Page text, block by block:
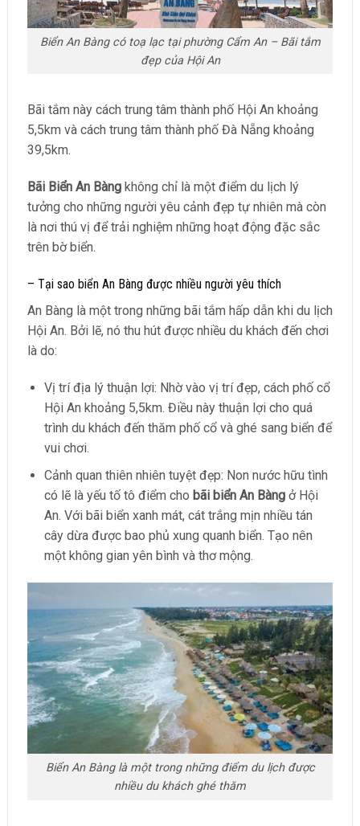
Biển An Bàng có toạ lạc tại phường Cẩm An – Bãi tắm
đẹp của Hội An
Bãi tắm này cách trung tâm thành phố Hội An khoảng
5,5km và cách trung tâm thành phố Đà Nẵng khoảng
39,5km.
Bãi Biển An Bàngkhông chỉ là một điểm du lịch lý
tưởng cho những người yêu cảnh đẹp tự nhiên mà còn
là nơi thú vị để trải nghiệm những hoạt động đặc sắc
trên bờ biển.
– Tại sao biển An Bàng được nhiều người yêu thích
An Bàng là một trong những bãi tắm hấp dẫn khi du lịch
Hội An. Bởi lẽ, nó thu hút được nhiều du khách đến chơi
là do:
Vị trí địa lý thuận lợi: Nhờ vào vị trí đẹp, cách phố cổ
Hội An khoảng 5,5km. Điều này thuận lợi cho quá
trình du khách đến thăm phố cổ và ghé sang biển để
vui chơi.
Cảnh quan thiên nhiên tuyệt đẹp: Non nước hữu tình
có lẽ là yếu tố tô điểm cho bãi biển An Bàngở Hội
An. Với bãi biển xanh mát, cát trắng mịn nhiều tán
cây dừa được bao phủ xung quanh biển. Tạo nên
một không gian yên bình và thơ mộng.
Biển An Bàng là một trong những điểm du lịch được
nhiều du khách ghé thăm